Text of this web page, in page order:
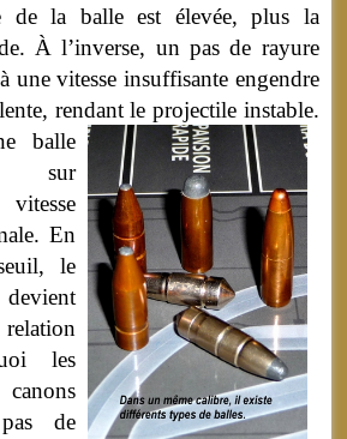
de la balle est élevée, plus la
À l’inverse, un pas de rayure
une vitesse insuffisante engendre
rendant le projectile instable.
balle
sur
vitesse
En
le
les
de